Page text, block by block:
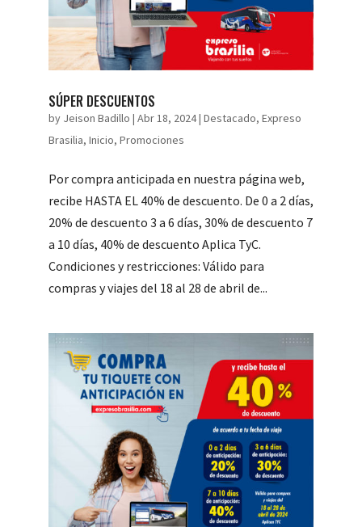
SÚPER DESCUENTOS
by Jeison Badillo | Abr 18, 2024| Destacado, Expreso
Brasilia, Inicio, Promociones
Por compra anticipada en nuestra página web,
recibe HASTA EL 40% de descuento. De 0 a 2 días,
20% de descuento 3 a 6 días, 30% de descuento 7
a 10 días, 40% de descuento Aplica TyC.
Condiciones y restricciones: Válido para
compras y viajes del 18 al 28 de abril de...